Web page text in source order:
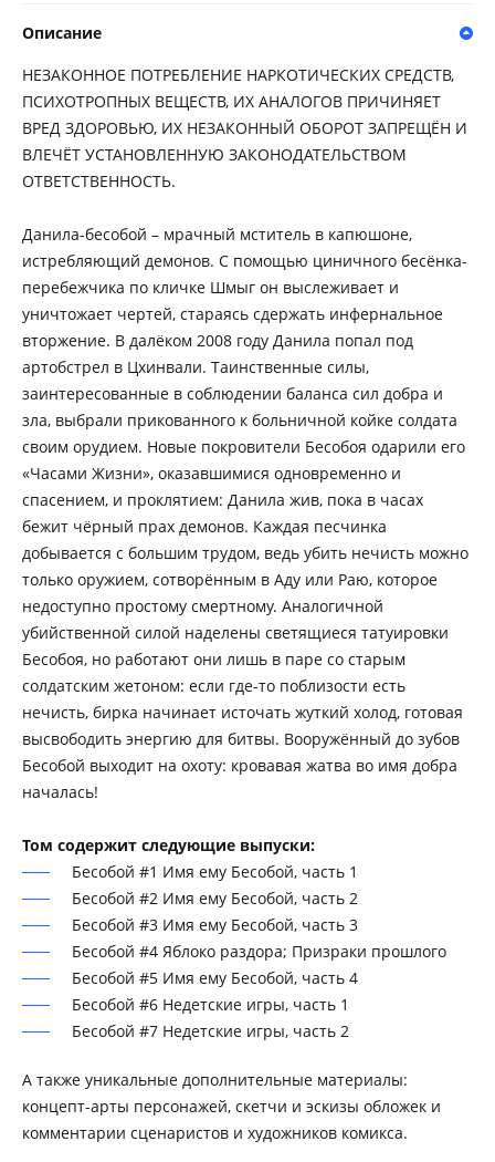
Описание
НЕЗАКОННОЕ ПОТРЕБЛЕНИЕ НАРКОТИЧЕСКИХ СРЕДСТВ,
ПСИХОТРОПНЫХ ВЕЩЕСТВ, ИХ АНАЛОГОВ ПРИЧИНЯЕТ
ВРЕД ЗДОРОВЬЮ, ИХ НЕЗАКОННЫЙ ОБОРОТ ЗАПРЕЩЁН И
ВЛЕЧЁТ УСТАНОВЛЕННУЮ ЗАКОНОДАТЕЛЬСТВОМ
ОТВЕТСТВЕННОСТЬ.
Данила-бесобой – мрачный мститель в капюшоне,
истребляющий демонов. С помощью циничного бесёнка-
перебежчика по кличке Шмыг он выслеживает и
уничтожает чертей, стараясь сдержать инфернальное
вторжение. В далёком 2008 году Данила попал под
артобстрел в Цхинвали. Таинственные силы,
заинтересованные в соблюдении баланса сил добра и
зла, выбрали прикованного к больничной койке солдата
своим орудием. Новые покровители Бесобоя одарили его
«Часами Жизни», оказавшимися одновременно и
спасением, и проклятием: Данила жив, пока в часах
бежит чёрный прах демонов. Каждая песчинка
добывается с большим трудом, ведь убить нечисть можно
только оружием, сотворённым в Аду или Раю, которое
недоступно простому смертному. Аналогичной
убийственной силой наделены светящиеся татуировки
Бесобоя, но работают они лишь в паре со старым
солдатским жетоном: если где-то поблизости есть
нечисть, бирка начинает источать жуткий холод, готовая
высвободить энергию для битвы. Вооружённый до зубов
Бесобой выходит на охоту: кровавая жатва во имя добра
началась!
Том содержит следующие выпуски:
Бесобой #1 Имя ему Бесобой, часть 1
Бесобой #2 Имя ему Бесобой, часть 2
Бесобой #3 Имя ему Бесобой, часть 3
Бесобой #4 Яблоко раздора; Призраки прошлого
Бесобой #5 Имя ему Бесобой, часть 4
Бесобой #6 Недетские игры, часть 1
Бесобой #7 Недетские игры, часть 2
А также уникальные дополнительные материалы:
концепт-арты персонажей, скетчи и эскизы обложек и
комментарии сценаристов и художников комикса.